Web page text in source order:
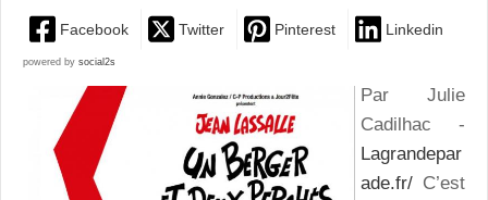
Facebook Twitter Pinterest Linkedin
powered by social2s
Par Julie
Cadilhac -
Lagrandepar
ade.fr/ C’est